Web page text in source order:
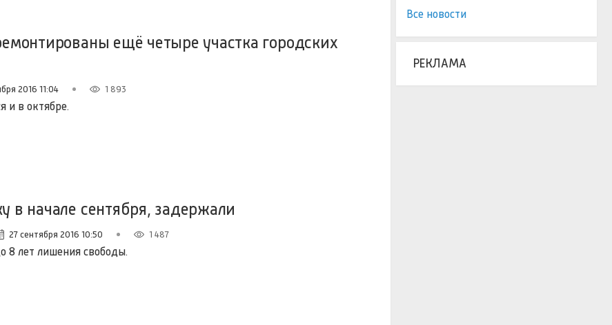
ещё четыре участка городских
2016 11:04 1 893
и в октябре.
в начале сентября, задержали
27 сентября 2016 10:50 1 487
8 лет лишения свободы.
Все новости
РЕКЛАМА